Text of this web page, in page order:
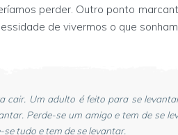
perder. Outro ponto
de vivermos o que
cair. Um adulto é feito para se
Perde-se um amigo e tem de se
tudo e tem de se levantar.